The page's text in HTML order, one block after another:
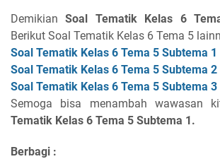
DemikianSoal Tematik Kelas 6
Berikut Soal Tematik Kelas 6 Tema 5
Soal Tematik Kelas 6 Tema 5 Subtema 1
Soal Tematik Kelas 6 Tema 5 Subtema 2
Soal Tematik Kelas 6 Tema 5 Subtema 3
Semoga bisa menambah wawasan
Tematik Kelas 6 Tema 5 Subtema 1.
Berbagi :